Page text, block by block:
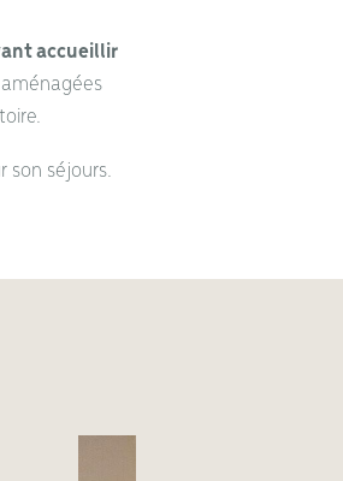
accueillir
séjours.